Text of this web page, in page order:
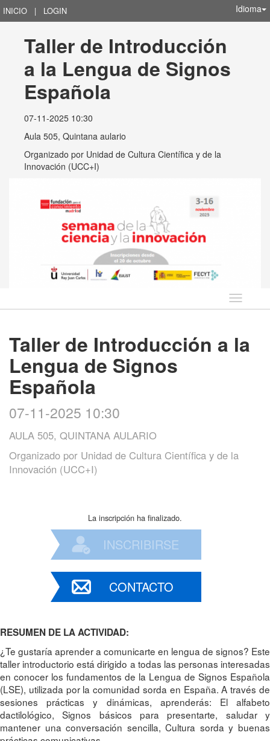
INICIO | LOGIN Idioma
Taller de Introducción
a la Lengua de Signos
Española
07-11-2025 10:30
Aula 505, Quintana aulario
Organizado por Unidad de Cultura Científica y de la
Innovación (UCC+I)
Idioma
Taller de Introducción a la
Lengua de Signos
Española
07-11-2025 10:30
AULA 505, QUINTANA AULARIO
Organizado por Unidad de Cultura Científica y de la
Innovación (UCC+I)
La inscripción ha finalizado.
INSCRIBIRSE
CONTACTO
RESUMEN DE LA ACTIVIDAD:
¿Te gustaría aprender a comunicarte en lengua de signos? Este
taller introductorio está dirigido a todas las personas interesadas
en conocer los fundamentos de la Lengua de Signos Española
(LSE), utilizada por la comunidad sorda en España. A través de
sesiones prácticas y dinámicas, aprenderás: El alfabeto
dactilológico, Signos básicos para presentarte, saludar y
mantener una conversación sencilla, Cultura sorda y buenas